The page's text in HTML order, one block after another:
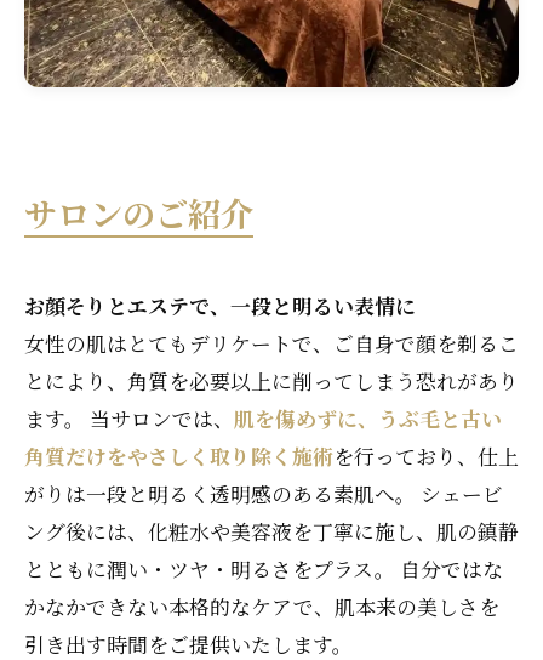
サロンのご紹介
お顔そりとエステで、一段と明るい表情に
女性の肌はとてもデリケートで、ご自身で顔を剃るこ
とにより、角質を必要以上に削ってしまう恐れがあり
ます。 当サロンでは、 肌を傷めずに、うぶ毛と古い
角質だけをやさしく取り除く施術を行っており、仕上
がりは一段と明るく透明感のある素肌へ。 シェービ
ング後には、化粧水や美容液を丁寧に施し、肌の鎮静
とともに潤い・ツヤ・明るさをプラス。 自分ではな
かなかできない本格的なケアで、肌本来の美しさを
引き出す時間をご提供いたします。